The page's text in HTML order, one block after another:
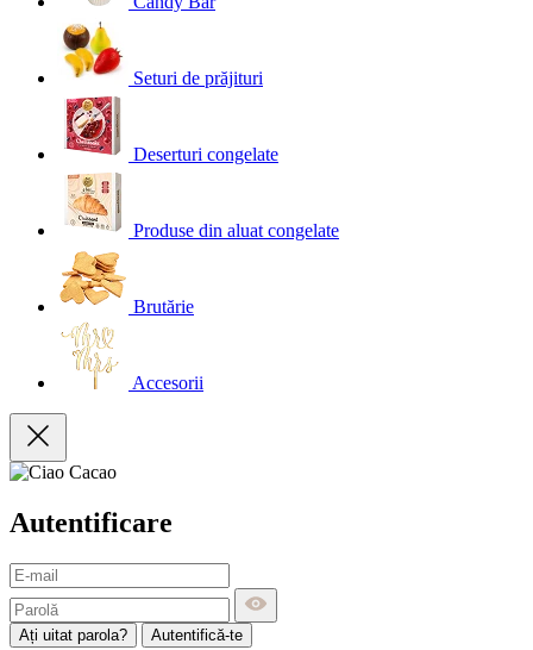
Seturi de prăjituri
Deserturi congelate
Produse din aluat congelate
Brutărie
Accesorii
Autentificare
Ați uitat parola? Autentifică-te